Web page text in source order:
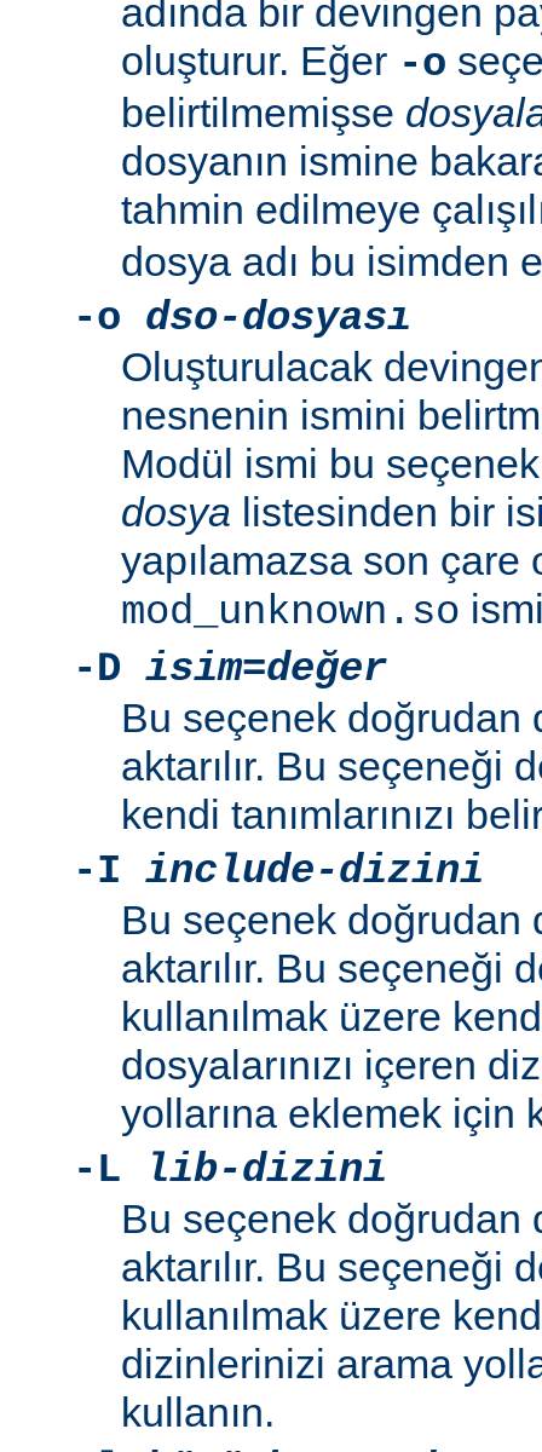
adında bir devingen
oluşturur. Eğer -o
belirtilmemişse
dosyanın ismine
tahmin edilmeye
dosya adı bu isimden
-o dso-dosyası
Oluşturulacak
nesnenin ismini
Modül ismi bu
dosya listesinden bir
yapılamazsa son çare
mod_unknown.so
-D isim=değer
Bu seçenek doğrudan
aktarılır. Bu seçeneği
kendi tanımlarınızı
-I include-dizini
Bu seçenek doğrudan
aktarılır. Bu seçeneği
kullanılmak üzere
dosyalarınızı içeren
yollarına eklemek için
-L
lib-dizini
Bu seçenek doğrudan
aktarılır. Bu seçeneği
kullanılmak üzere
dizinlerinizi arama
kullanın.